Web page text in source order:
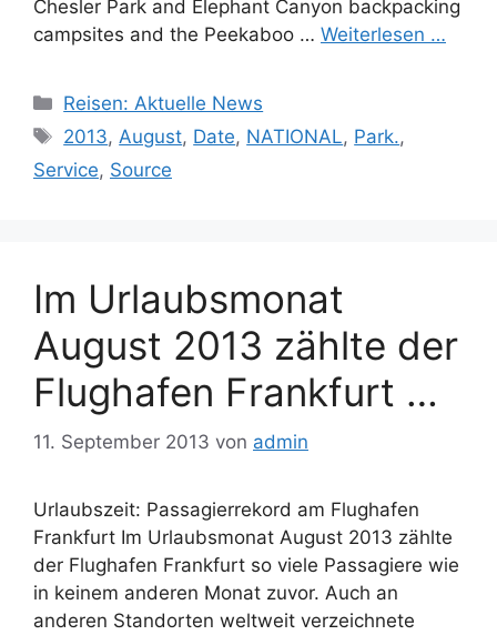
Chesler Park and Elephant Canyon backpacking
campsites and the Peekaboo … Weiterlesen …
Kategorien
Reisen: Aktuelle News
Schlagwörter
2013,August, Date, NATIONAL, Park.,
Service, Source
Im Urlaubsmonat
August 2013 zählte der
Flughafen Frankfurt …
11. September 2013 von admin
Urlaubszeit: Passagierrekord am Flughafen
Frankfurt Im Urlaubsmonat August 2013 zählte
der Flughafen Frankfurt so viele Passagiere wie
in keinem anderen Monat zuvor. Auch an
anderen Standorten weltweit verzeichnete